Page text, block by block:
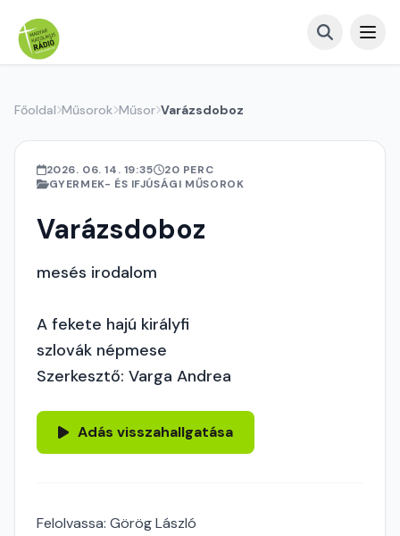
Főoldal Műsorok Műsor Varázsdoboz
2026. 06. 14. 19:35
20 PERC
GYERMEK- ÉS IFJÚSÁGI MŰSOROK
Varázsdoboz
mesés irodalom
A fekete hajú királyfi
szlovák népmese
Szerkesztő: Varga Andrea
Adás visszahallgatása
Felolvassa: Görög László